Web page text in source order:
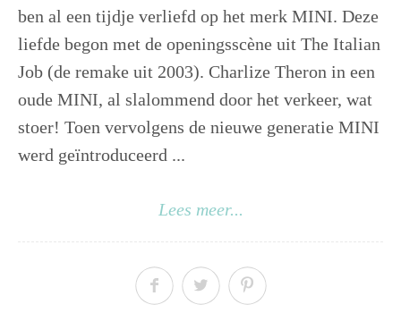
ben al een tijdje verliefd op het merk MINI. Deze
liefde begon met de openingsscène uit The Italian
Job (de remake uit 2003). Charlize Theron in een
oude MINI, al slalommend door het verkeer, wat
stoer! Toen vervolgens de nieuwe generatie MINI
werd geïntroduceerd ...
Lees meer...